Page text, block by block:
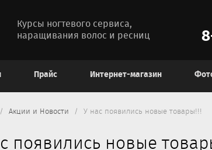
Курсы ногтевого сервиса,
наращивания волос и ресниц
Прайс Интернет-магазин
Акции и Новости У нас появились новые товары!!!
появились новые